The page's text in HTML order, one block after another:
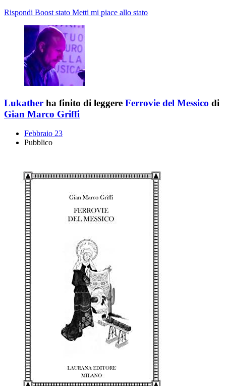
Rispondi Boost stato Metti mi piace allo stato
Lukather ha finito di leggere Ferrovie del Messico di
Gian Marco Griffi
Febbraio 23
Pubblico